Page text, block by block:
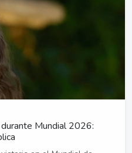
Mundial 2026: